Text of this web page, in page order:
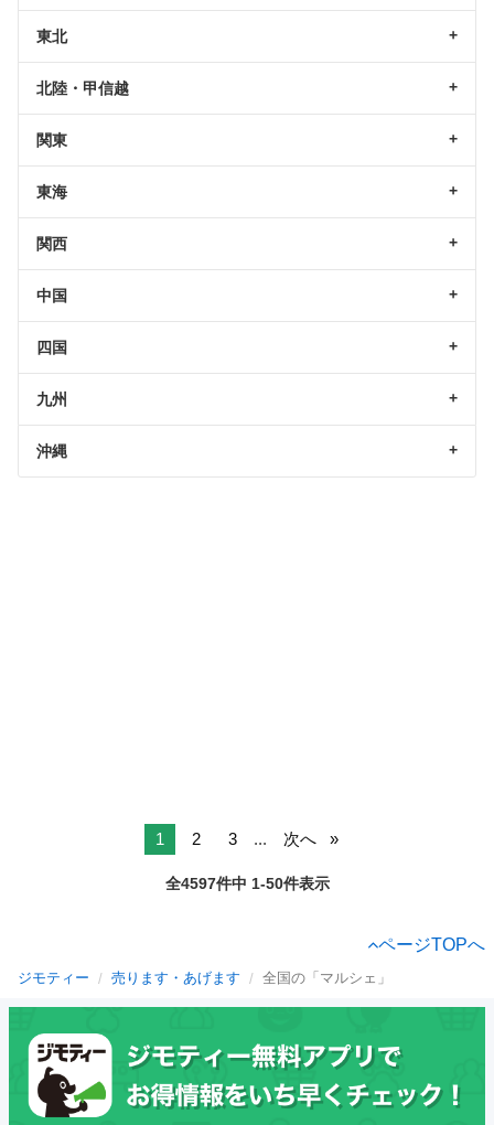
東北
北陸・甲信越
関東
東海
関西
中国
四国
九州
沖縄
1 2 3 ... 次へ
全4597件中 1-50件表示
ページTOPへ
ジモティー 売ります・あげます 全国の「マルシェ」